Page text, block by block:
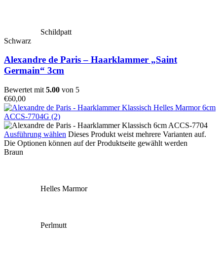
Schildpatt
Schwarz
Alexandre de Paris – Haarklammer „Saint
Germain“ 3cm
Bewertet mit 5.00 von 5
€60,00
Ausführung wählen Dieses Produkt weist mehrere Varianten auf.
Die Optionen können auf der Produktseite gewählt werden
Braun
Helles Marmor
Perlmutt